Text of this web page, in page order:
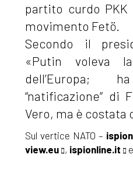
partito curdo
movimento Fetö.
Secondo il
«Putin voleva la
dell’Europa;
“natificazione” di
Vero, ma è costata
Sul vertice NATO –
view.eu , ispionline.it e